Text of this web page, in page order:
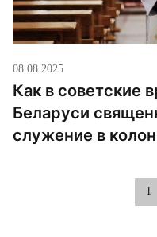
08.08.2025
Как в советские
Беларуси
служение в
1